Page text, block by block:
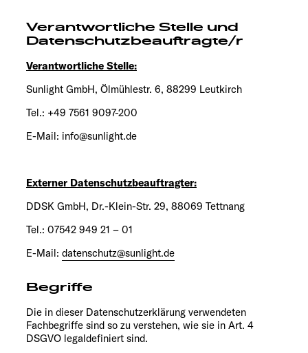
Verantwortliche Stelle und
Datenschutzbeauftragte/r
Verantwortliche Stelle:
Sunlight GmbH, Ölmühlestr. 6, 88299 Leutkirch
Tel.: +49 7561 9097-200
E-Mail: info@sunlight.de
Externer Datenschutzbeauftragter:
DDSK GmbH, Dr.-Klein-Str. 29, 88069 Tettnang
Tel.: 07542 949 21 – 01
E-Mail: datenschutz@sunlight.de
Begriffe
Die in dieser Datenschutzerklärung verwendeten
Fachbegriffe sind so zu verstehen, wie sie in Art. 4
DSGVO legaldefiniert sind.